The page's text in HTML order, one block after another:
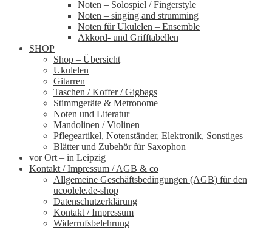
Noten – Solospiel / Fingerstyle
Noten – singing and strumming
Noten für Ukulelen – Ensemble
Akkord- und Grifftabellen
SHOP
Shop – Übersicht
Ukulelen
Gitarren
Taschen / Koffer / Gigbags
Stimmgeräte & Metronome
Noten und Literatur
Mandolinen / Violinen
Pflegeartikel, Notenständer, Elektronik, Sonstiges
Blätter und Zubehör für Saxophon
vor Ort – in Leipzig
Kontakt / Impressum / AGB & co
Allgemeine Geschäftsbedingungen (AGB) für den
ucoolele.de-shop
Datenschutzerklärung
Kontakt / Impressum
Widerrufsbelehrung